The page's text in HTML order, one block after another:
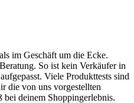
im Geschäft um die Ecke.
So ist kein Verkäufer in
Viele Produkttests sind
die von uns vorgestellten
deinem Shoppingerlebnis.